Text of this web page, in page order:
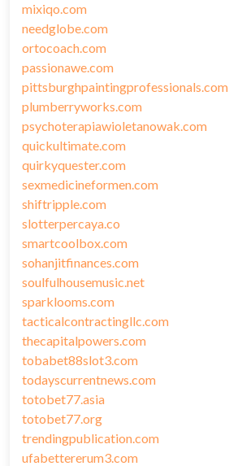
mixiqo.com
needglobe.com
ortocoach.com
passionawe.com
pittsburghpaintingprofessionals.com
plumberryworks.com
psychoterapiawioletanowak.com
quickultimate.com
quirkyquester.com
sexmedicineformen.com
shiftripple.com
slotterpercaya.co
smartcoolbox.com
sohanjitfinances.com
soulfulhousemusic.net
sparklooms.com
tacticalcontractingllc.com
thecapitalpowers.com
tobabet88slot3.com
todayscurrentnews.com
totobet77.asia
totobet77.org
trendingpublication.com
ufabettererum3.com